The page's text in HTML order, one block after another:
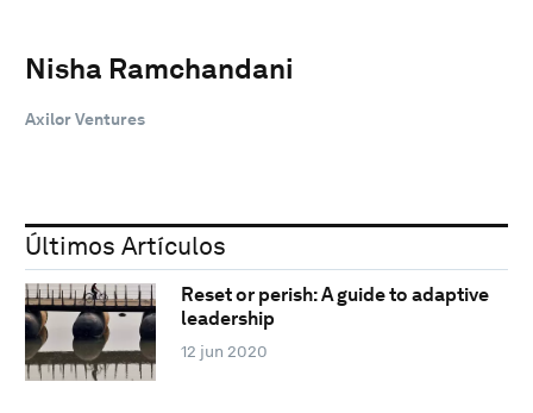
Nisha Ramchandani
Axilor Ventures
Últimos Artículos
Reset or perish: A guide to adaptive
leadership
12 jun 2020